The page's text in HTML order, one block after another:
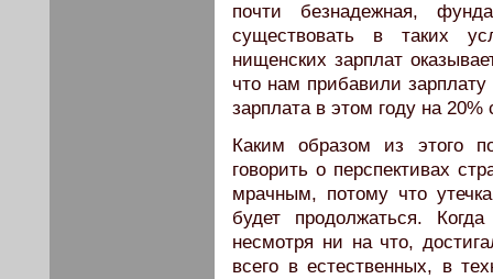
почти безнадежная,
существовать в таких
нищенских зарплат
что нам прибавили
зарплата в этом году на
Каким образом из этого
говорить о перспективах
мрачным, потому что
будет продолжаться.
несмотря ни на что,
всего в естественных, в